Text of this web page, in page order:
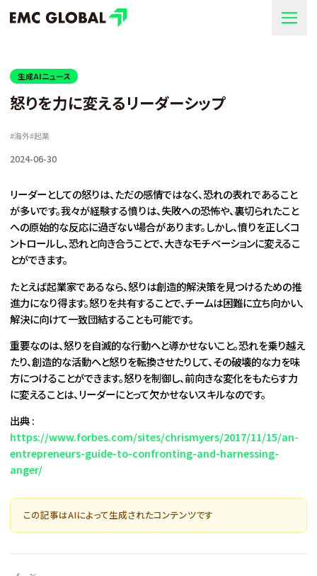
生成AIニュース
怒りを力に変えるリーダーシップ
#海外#起業
2024-06-30
リーダーとしての怒りは、ただの感情ではなく、恐れの表れであること
が多いです。我々が経験する憤りは、失敗への恐怖や、裏切られたこと
への原始的な反応に過ぎない場合があります。しかし、憤りを正しくコ
ントロールし、恐れと向き合うことで、大きなモチベーションに変えるこ
とができます。
たとえば起業家であるなら、怒りは創造的解決策を見つけるための推
進力になり得ます。怒りを共有することで、チームは困難に立ち向かい、
解決に向けて一致団結することも可能です。
重要なのは、怒りを自滅的な行動へと導かせないこと。恐れを乗り越え
たり、創造的な活動へと怒りを転換させたりして、その破壊的な力を味
方につけることができます。怒りを制御し、前向きな変化をもたらす力
に変えることは、リーダーにとって欠かせないスキルなのです。
出典 :
https://www.forbes.com/sites/chrismyers/2017/11/15/an-
entrepreneurs-guide-to-confronting-and-harnessing-
anger/
この記事はAIによって生成されたコンテンツです